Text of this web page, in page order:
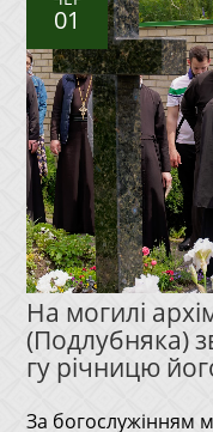
01
На могилі
(Подлубняка)
гу річницю
За богослужінням